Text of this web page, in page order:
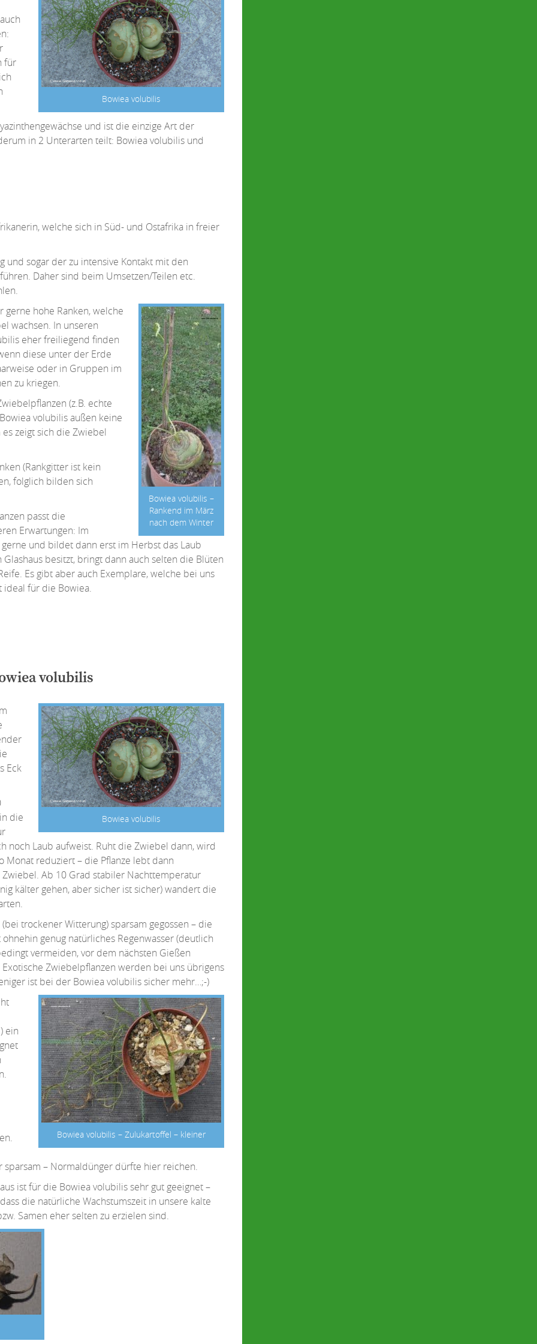
Bowiea volubilis
für
und ist die einzige Art der
in 2 Unterarten teilt: Bowiea volubilis und
welche sich in Süd- und Ostafrika in freier
und sogar der zu intensive Kontakt mit den
Daher sind beim Umsetzen/Teilen etc.
Bowiea volubilis –
Rankend im März
nach dem Winter
hohe Ranken, welche
wachsen. In unseren
eher freiliegend finden
diese unter der Erde
oder in Gruppen im
zu kriegen.
(z.B. echte
volubilis außen keine
zeigt sich die Zwiebel
(Rankgitter ist kein
folglich bilden sich
passt die
Erwartungen: Im
und bildet dann erst im Herbst das Laub
besitzt, bringt dann auch selten die Blüten
Es gibt aber auch Exemplare, welche bei uns
ideal für die Bowiea.
volubilis
Bowiea volubilis
Eck
die
noch Laub aufweist. Ruht die Zwiebel dann, wird
Monat reduziert – die Pflanze lebt dann
Ab 10 Grad stabiler Nachttemperatur
kälter gehen, aber sicher ist sicher) wandert die
trockener Witterung) sparsam gegossen – die
genug natürliches Regenwasser (deutlich
vermeiden, vor dem nächsten Gießen
Zwiebelpflanzen werden bei uns übrigens
ist bei der Bowiea volubilis sicher mehr…;-)
Bowiea volubilis – Zulukartoffel – kleiner
ein
sparsam – Normaldünger dürfte hier reichen.
ist für die Bowiea volubilis sehr gut geeignet –
die natürliche Wachstumszeit in unsere kalte
Samen eher selten zu erzielen sind.